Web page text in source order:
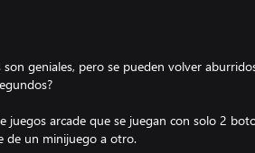
son geniales, pero se pueden volver
juegos arcade que se juegan con solo 2
de un minijuego a otro.